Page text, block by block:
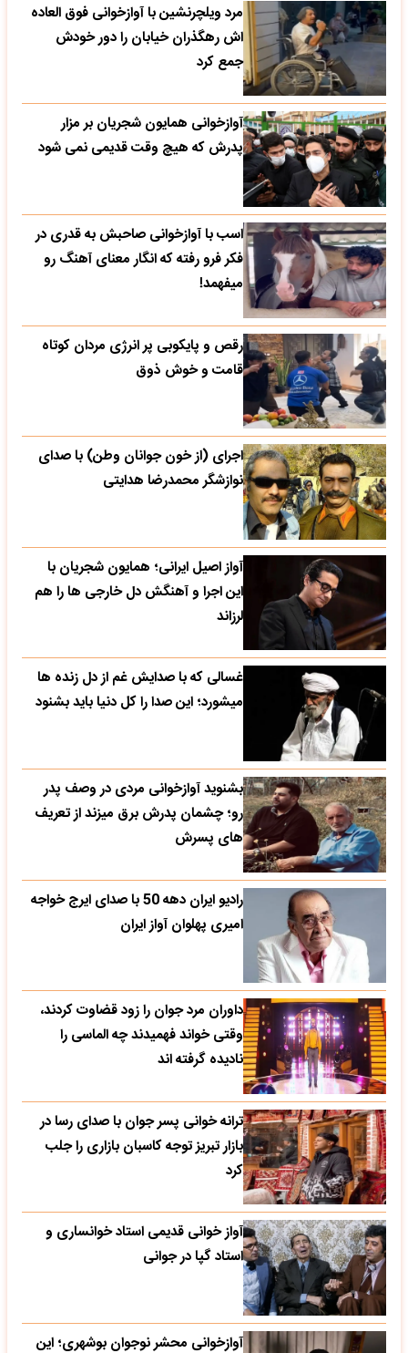
مرد ویلچرنشین با آوازخوانی فوق العاده
اش رهگذران خیابان را دور خودش
جمع کرد
آوازخوانی همایون شجریان بر مزار
پدرش که هیچ وقت قدیمی نمی شود
اسب با آوازخوانی صاحبش به قدری در
فکر فرو رفته که انگار معنای آهنگ رو
میفهمد!
رقص و پایکوبی پر انرژی مردان کوتاه
قامت و خوش ذوق
اجرای (از خون جوانان وطن) با صدای
نوازشگر محمدرضا هدایتی
آواز اصیل ایرانی؛ همایون شجریان با
این اجرا و آهنگش دل خارجی ها را هم
لرزاند
غسالی که با صدایش غم از دل زنده ها
میشورد؛ این صدا را کل دنیا باید بشنود
بشنوید آوازخوانی مردی در وصف پدر
رو؛ چشمان پدرش برق میزند از تعریف
های پسرش
رادیو ایران دهه 50 با صدای ایرج خواجه
امیری پهلوان آواز ایران
داوران مرد جوان را زود قضاوت کردند،
وقتی خواند فهمیدند چه الماسی را
نادیده گرفته اند
ترانه خوانی پسر جوان با صدای رسا در
بازار تبریز توجه کاسبان بازاری را جلب
کرد
آواز خوانی قدیمی استاد خوانساری و
استاد گپا در جوانی
آوازخوانی محشر نوجوان بوشهری؛ این